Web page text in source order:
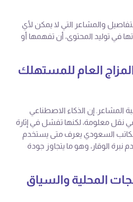
والمشاعر التي لا يمكن لأي
في توليد المحتوى، أن تفهمها أو
العام للمستهلك
المشاعر. إن الذكاء الاصطناعي
نقل معلومة، لكنها تفشل في إثارة
الكاتب السعودي يعرف متى يستخدم
الوقار، وهو ما يتجاوز جودة
المحلية والسياق